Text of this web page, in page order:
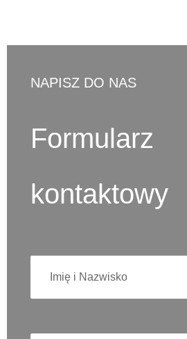
NAPISZ DO NAS
Formularz
kontaktowy